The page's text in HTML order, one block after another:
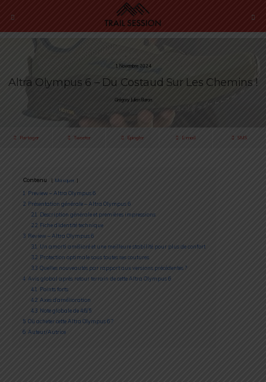
1 Novembre 2024
Altra Olympus 6 – Du Costaud Sur Les Chemins !
Grégory Julien Baron
Partager Tweeter Épingler E-mail SMS
Contenu Masquer
1
Preview – Altra Olympus 6
2 Présentation générale – Altra Olympus 6
2.1
Description générale et premières impressions
2.2 Fiche d’identité technique
3 Review – Altra Olympus 6
3.1
Un amorti amélioré et une meilleure stabilité pour plus de confort
3.2 Protection optimale sous toutes ses coutures
3.3 Quelles nouveautés par rapport aux versions précédentes ?
4 Avis global après retour terrain de cette Altra Olympus 6
4.1
Points forts
4.2 Axes d’amélioration
4.3 Note globale de 4.6/5
5 Où acheter cette Altra Olympus 6 ?
6 Auteur/Autrice